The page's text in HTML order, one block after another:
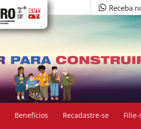
Receba
Benefícios Recadastre-se Filie-